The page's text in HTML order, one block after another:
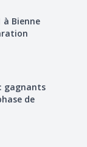
à Bienne
gagnants
de